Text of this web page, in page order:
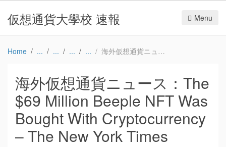
仮想通貨大學校 速報 Menu
Home 海外仮想通貨ニュース：The $69 Million Beeple NFT Was Bought With Cryptocurrency – The New York Times
海外仮想通貨ニュース：The
$69 Million Beeple NFT Was
Bought With Cryptocurrency
– The New York Times